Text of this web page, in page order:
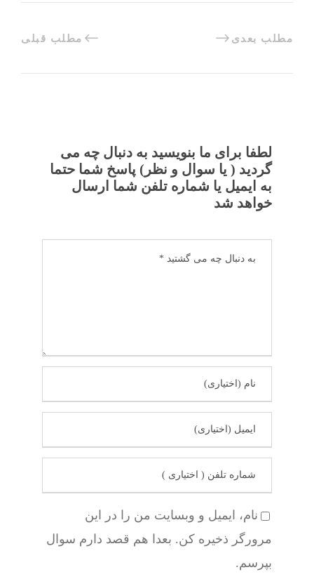
مطلب قبلی مطلب بعدی
لطفا برای ما بنویسید به دنبال چه می
گردید ( یا سوال و نظر) پاسخ شما حتما
به ایمیل یا شماره تلفن شما ارسال
خواهد شد
نام، ایمیل و وبسایت من را در این
مرورگر ذخیره کن. بعدا هم قصد دارم سوال
بپرسم.